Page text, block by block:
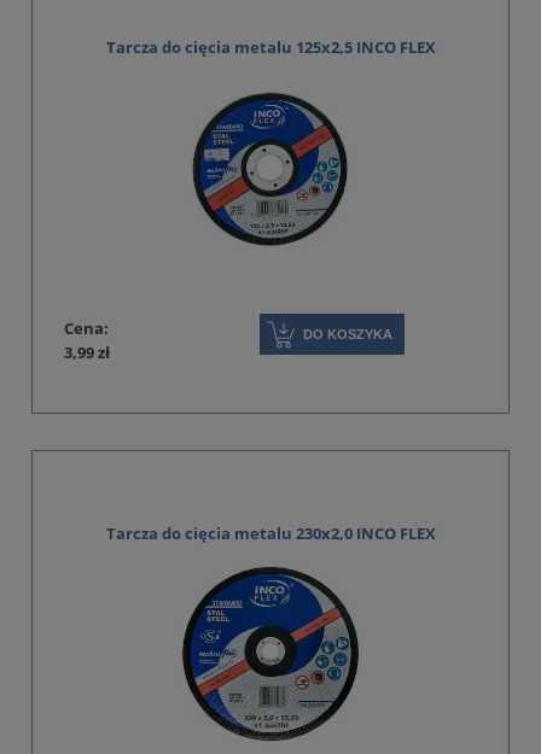
Tarcza do cięcia metalu 125x2,5 INCO FLEX
Cena:
3,99 zł
DO KOSZYKA
Tarcza do cięcia metalu 230x2,0 INCO FLEX